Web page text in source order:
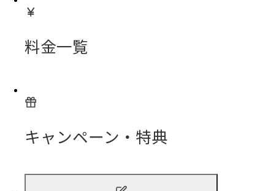
料金一覧
キャンペーン・特典